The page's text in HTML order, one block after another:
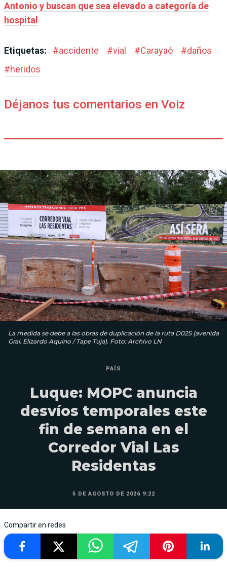
Antonio y buscan que sea elevado a categoría de
hospital
Etiquetas: #accidente #vial #Carayaó #daños
#heridos
Déjanos tus comentarios en Voiz
La medida se debe a las obras de duplicación de la ruta D025 (avenida
Gral. Elizardo Aquino / Tape Tuja). Foto: Archivo LN
PAÍS
Luque: MOPC anuncia
desvíos temporales este
fin de semana en el
Corredor Vial Las
Residentas
5 DE AGOSTO DE 2026 9:22
Compartir en redes